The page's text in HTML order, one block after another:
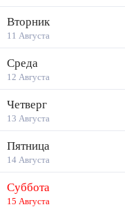
Вторник
11 Августа
Среда
12 Августа
Четверг
13 Августа
Пятница
14 Августа
Суббота
15 Августа